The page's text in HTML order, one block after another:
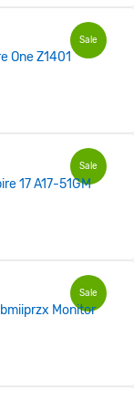
Sale
One Z1401
Sale
17 A17-51GM
Sale
Monitor